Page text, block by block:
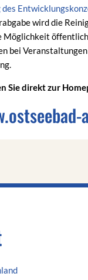
wird die
Möglichkeit
bei
Sie direkt zur